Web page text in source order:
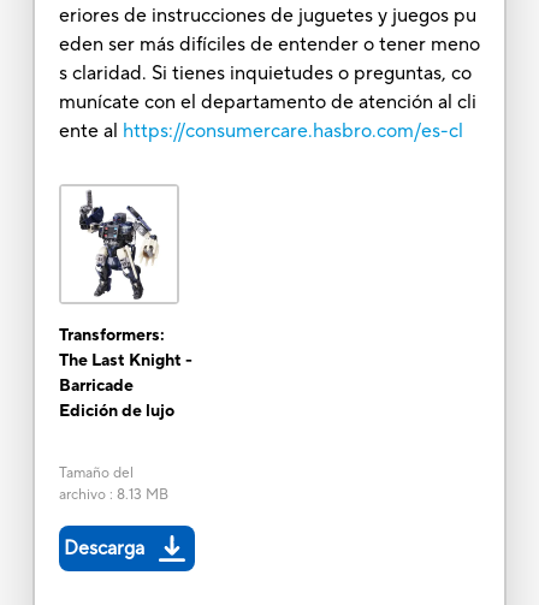
eriores de instrucciones de juguetes y juegos pu
eden ser más difíciles de entender o tener meno
s claridad. Si tienes inquietudes o preguntas, co
munícate con el departamento de atención al cli
ente al https://consumercare.hasbro.com/es-cl
Transformers:
The Last Knight -
Barricade
Edición de lujo
Tamaño del
archivo: 8.13 MB
Descarga